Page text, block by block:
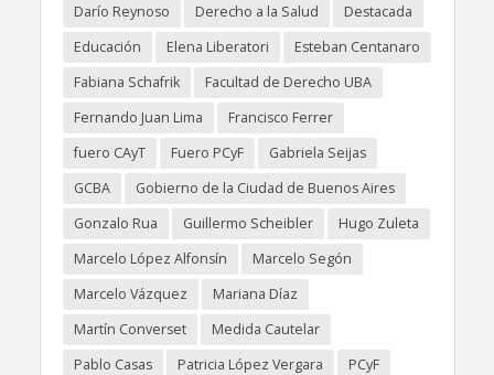
Darío Reynoso
Derecho a la Salud
Destacada
Educación
Elena Liberatori
Esteban Centanaro
Fabiana Schafrik
Facultad de Derecho UBA
Fernando Juan Lima
Francisco Ferrer
fuero CAyT
Fuero PCyF
Gabriela Seijas
GCBA
Gobierno de la Ciudad de Buenos Aires
Gonzalo Rua
Guillermo Scheibler
Hugo Zuleta
Marcelo López Alfonsín
Marcelo Segón
Marcelo Vázquez
Mariana Díaz
Martín Converset
Medida Cautelar
Pablo Casas
Patricia López Vergara
PCyF